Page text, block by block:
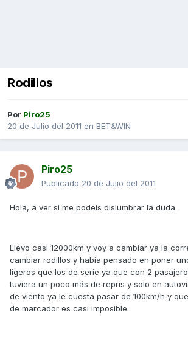
Rodillos
Por Piro25
20 de Julio del 2011 en BET&WIN
Piro25
Publicado 20 de Julio del 2011
Hola, a ver si me podeis dislumbrar la duda.
Llevo casi 12000km y voy a cambiar ya la
cambiar rodillos y habia pensado en poner
ligeros que los de serie ya que con 2
tuviera un poco más de repris y solo en
de viento ya le cuesta pasar de 100km/h y
de marcador es casi imposible.